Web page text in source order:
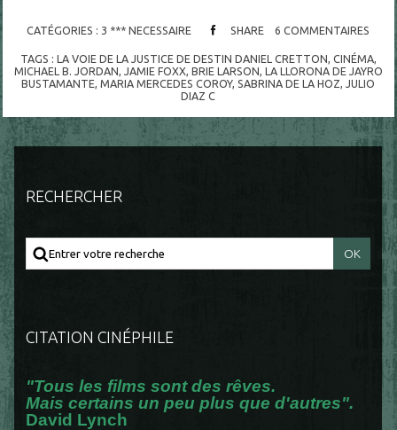
CATÉGORIES : 3 *** NECESSAIRE SHARE 6 COMMENTAIRES
TAGS : LA VOIE DE LA JUSTICE DE DESTIN DANIEL CRETTON, CINÉMA,
MICHAEL B. JORDAN, JAMIE FOXX, BRIE LARSON, LA LLORONA DE JAYRO
BUSTAMANTE,MARIA MERCEDES COROY,SABRINA DE LA HOZ,JULIO
DIAZ C
RECHERCHER
CITATION CINÉPHILE
"Tous les films sont des rêves.
Mais certains un peu plus que d'autres".
David Lynch